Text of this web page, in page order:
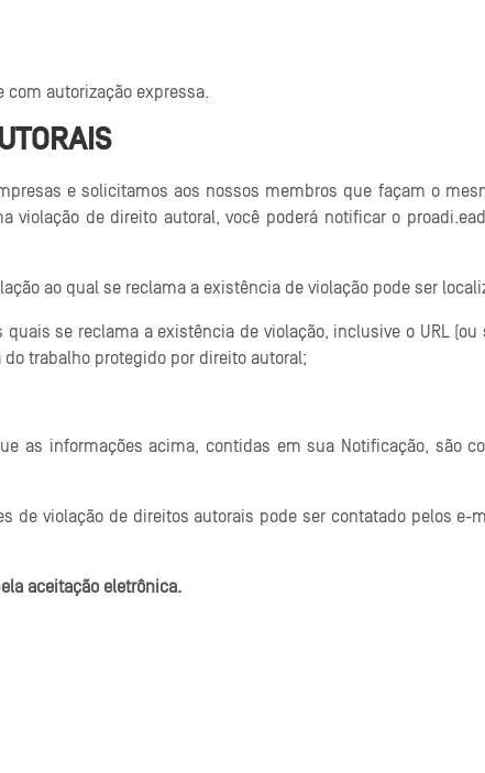
autorização expressa.
e solicitamos aos nossos membros que façam o
de direito autoral, você poderá notificar o
ao qual se reclama a existência de violação pode ser
se reclama a existência de violação, inclusive o URL
trabalho protegido por direito autoral;
as informações acima, contidas em sua Notificação, são
de violação de direitos autorais pode ser contatado pelos
aceitação eletrônica.